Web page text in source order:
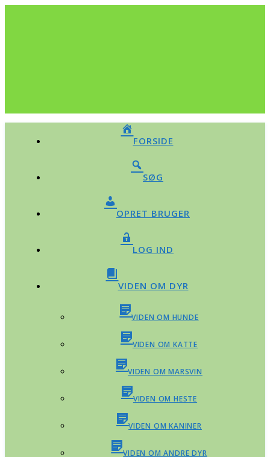
FORSIDE
SØG
OPRET BRUGER
LOG IND
VIDEN OM DYR
VIDEN OM HUNDE
VIDEN OM KATTE
VIDEN OM MARSVIN
VIDEN OM HESTE
VIDEN OM KANINER
VIDEN OM ANDRE DYR